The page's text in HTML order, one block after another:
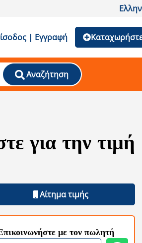
| Εγγραφή
Αναζήτηση
για την τιμή
Αίτημα τιμής
με τον πωλητή